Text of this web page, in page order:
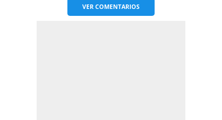
VERCOMENTARIOS